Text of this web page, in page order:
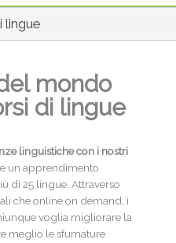
lingue
mondo
di lingue
linguistiche con i nostri
un apprendimento
di 25 lingue. Attraverso
che online on demand, i
voglia migliorare la
meglio le sfumature